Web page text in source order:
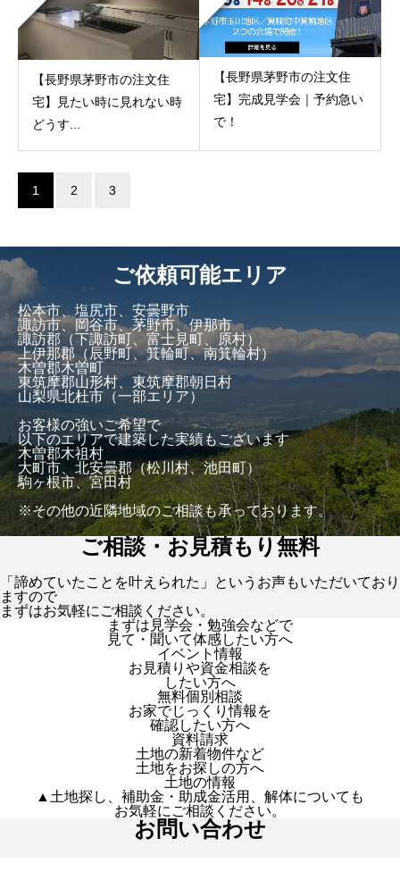
【長野県茅野市の注文住
宅】見たい時に見れない時
どうす...
【長野県茅野市の注文住
宅】完成見学会｜予約急い
で！
1 2 3
ご依頼可能エリア
松本市、塩尻市、安曇野市
諏訪市、岡谷市、茅野市、伊那市
諏訪郡（下諏訪町、富士見町、原村）
上伊那郡（辰野町、箕輪町、南箕輪村）
木曽郡木曽町
東筑摩郡山形村、東筑摩郡朝日村
山梨県北杜市（一部エリア）
お客様の強いご希望で
以下のエリアで建築した実績もございます
木曽郡木祖村
大町市、北安曇郡（松川村、池田町）
駒ヶ根市、宮田村
※その他の近隣地域のご相談も承っております。
ご相談・お見積もり無料
「諦めていたことを叶えられた」というお声もいただいており
ますので
まずはお気軽にご相談ください。
まずは見学会・勉強会などで
見て・聞いて体感したい方へ
イベント情報
お見積りや資金相談を
したい方へ
無料個別相談
お家でじっくり情報を
確認したい方へ
資料請求
土地の新着物件など
土地をお探しの方へ
土地の情報
▲土地探し、補助金・助成金活用、解体についても
お気軽にご相談ください。
お問い合わせ